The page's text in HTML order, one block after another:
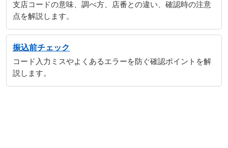
支店コードの意味、調べ方、店番との違い、確認時の注意
点を解説します。
振込前チェック
コード入力ミスやよくあるエラーを防ぐ確認ポイントを解
説します。